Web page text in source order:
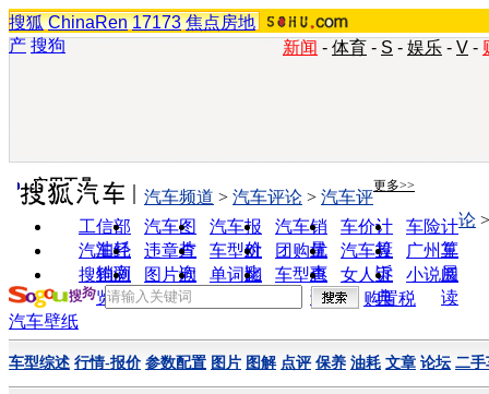
搜狐 ChinaRen 17173 焦点房地
产 搜狗 新闻 - 体育 - S - 娱乐 - V -
实用工具 更多>>
工信部
油耗
汽车图
片
汽车报
价
汽车销
量
车价计
算
车险计
算
汽车经
销商
违章查
询
车型对
比
团购优
惠
汽车投
诉
广州车
展
搜狗浏
览器
图片欣
赏
单词翻
车型查
询
女人宝
典
小说阅
读
汽车频道 > 汽车评论 > 汽车评
论
购置税
汽车壁纸
车型综述 行情-报价 参数配置 图片 图解 点评 保养 油耗 文章 论坛 二手